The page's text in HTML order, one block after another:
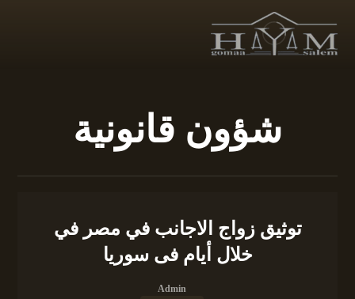
شؤون قانونية
توثيق زواج الاجانب في مصر في
خلال أيام فى سوريا
Admin